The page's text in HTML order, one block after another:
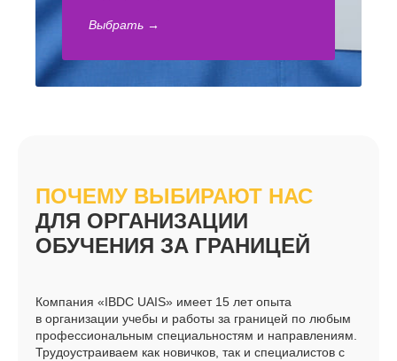
Выбрать →
ПОЧЕМУ ВЫБИРАЮТ НАС
ДЛЯ ОРГАНИЗАЦИИ
ОБУЧЕНИЯ ЗА ГРАНИЦЕЙ
Компания «IBDC UAIS» имеет 15 лет опыта
в организации учебы и работы за границей по любым
профессиональным специальностям и направлениям.
Трудоустраиваем как новичков, так и специалистов с